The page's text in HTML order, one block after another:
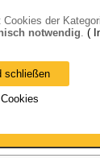
geschlossen.
der
notwendig. (
schließen